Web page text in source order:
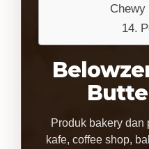
Produk bakery dan
kafe, coffee shop,